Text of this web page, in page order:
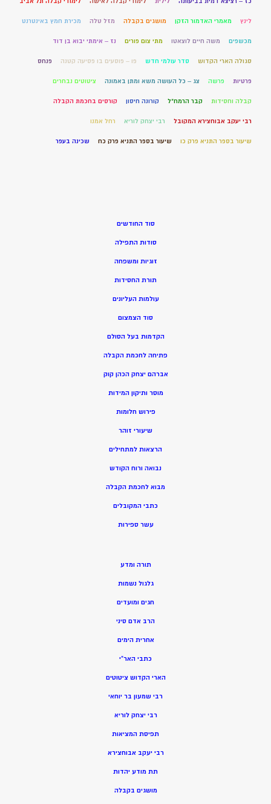
לינץ מאמרי האדמור הזקן מושגים בקבלה מזל טלה מכירת חמץ באינטרנט
מכשפים משה חיים לוצאטו מתי צום פורים נז – אימתי יבוא בן דוד
סגולה הארי הקדוש סדר עולמי חדש פו – פוסעים בו פסיעה קטנה פנחס
פרטיות פרשה צג – כל העושה משא ומתן באמונה ציטוטים נבחרים
קבלה וחסידות קבר הרמח"ל קורונה חיסון קורסים בחכמת הקבלה
רבי יעקב אבוחצירא המקובל רבי יצחק לוריא רחל אמנו
שיעור בספר התניא פרק כו שיעור בספר התניא פרק כח שכינה בעפר
סוד החודשים
סודות התפילה
זוגיות ומשפחה
תורת החסידות
עולמות העליונים
סוד הצמצום
הקדמות בעל הסולם
פתיחה לחכמת הקבלה
אברהם יצחק הכהן קוק
מוסר ותיקון המידות
פירוש חלומות
שיעורי זוהר
הרצאות למתחילים
נבואה ורוח הקודש
מבוא לחכמת הקבלה
כתבי המקובלים
עשר ספירות
תורה ומדע
גלגול נשמות
חגים ומועדים
הרב אדם סיני
אחרית הימים
כתבי האר”י
הארי הקדוש ציטוטים
רבי שמעון בר יוחאי
רבי יצחק לוריא
תפיסת המציאות
רבי יעקב אבוחצירא
תת מודע יהדות
מושגים בקבלה